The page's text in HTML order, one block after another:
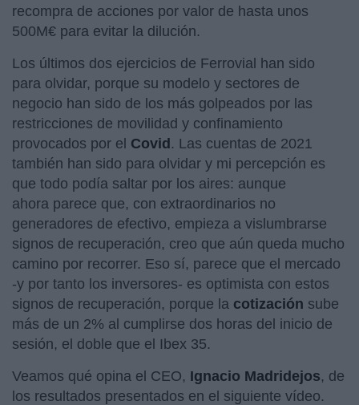
recompra de acciones por valor de hasta unos
500M€ para evitar la dilución.
Los últimos dos ejercicios de Ferrovial han sido
para olvidar, porque su modelo y sectores de
negocio han sido de los más golpeados por las
restricciones de movilidad y confinamiento
provocados por el Covid. Las cuentas de 2021
también han sido para olvidar y mi percepción es
que todo podía saltar por los aires: aunque
ahora parece que, con extraordinarios no
generadores de efectivo, empieza a vislumbrarse
signos de recuperación, creo que aún queda mucho
camino por recorrer. Eso sí, parece que el mercado
-y por tanto los inversores- es optimista con estos
signos de recuperación, porque la cotización sube
más de un 2% al cumplirse dos horas del inicio de
sesión, el doble que el Ibex 35.
Veamos qué opina el CEO, Ignacio Madridejos, de
los resultados presentados en el siguiente vídeo.